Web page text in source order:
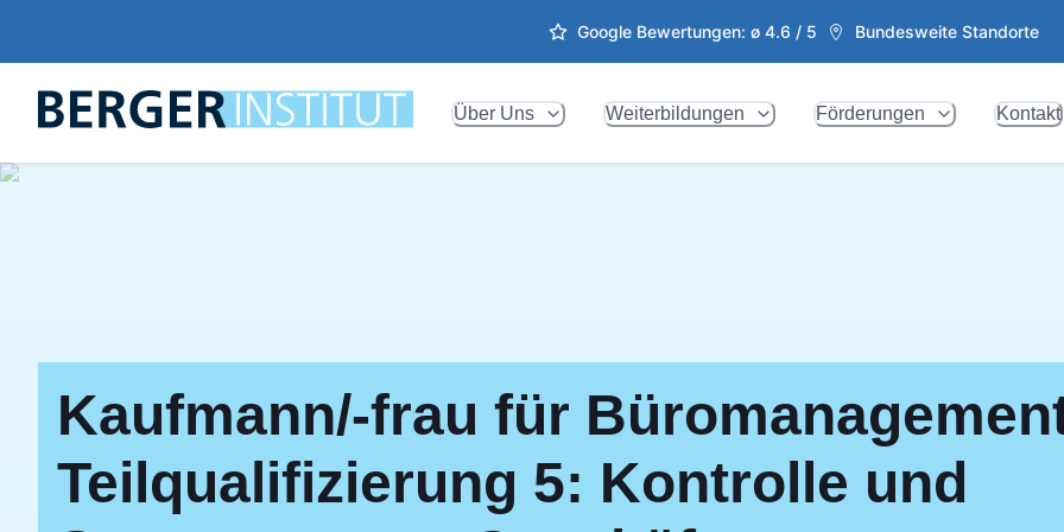
Google Bewertungen: ø 4.6 / 5 Bundesweite Standorte
Über Uns Weiterbildungen Förderungen Kontakt
Kaufmann/-frau für
Teilqualifizierung 5: Kontrolle und